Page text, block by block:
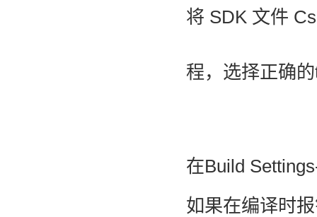
将 SDK 文件
程， 选择正确
在Build
如果在编译时